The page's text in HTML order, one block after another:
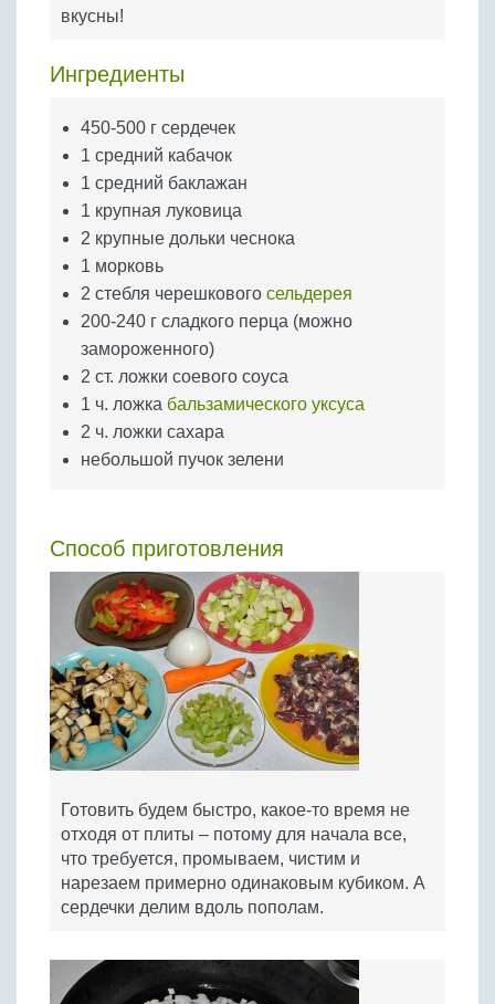
Бобовые
Крупы
вкусны!
Ингредиенты
450-500 г сердечек
1 средний кабачок
1 средний баклажан
1 крупная луковица
2 крупные дольки чеснока
1 морковь
2 стебля черешкового сельдерея
200-240 г сладкого перца (можно
замороженного)
2 ст. ложки соевого соуса
1 ч. ложка бальзамического уксуса
2 ч. ложки сахара
небольшой пучок зелени
Способ приготовления
Готовить будем быстро, какое-то время не
отходя от плиты – потому для начала все,
что требуется, промываем, чистим и
нарезаем примерно одинаковым кубиком. А
сердечки делим вдоль пополам.